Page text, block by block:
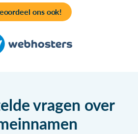
ons ook!
vragen over